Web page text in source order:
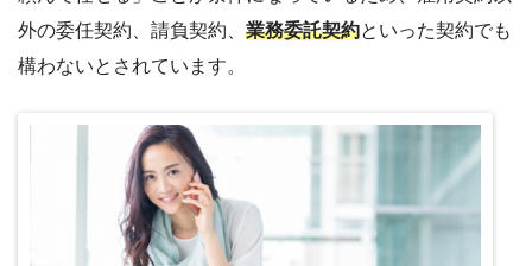
外の委任契約、請負契約、 業務委託契約といった契約でも
構わないとされています。